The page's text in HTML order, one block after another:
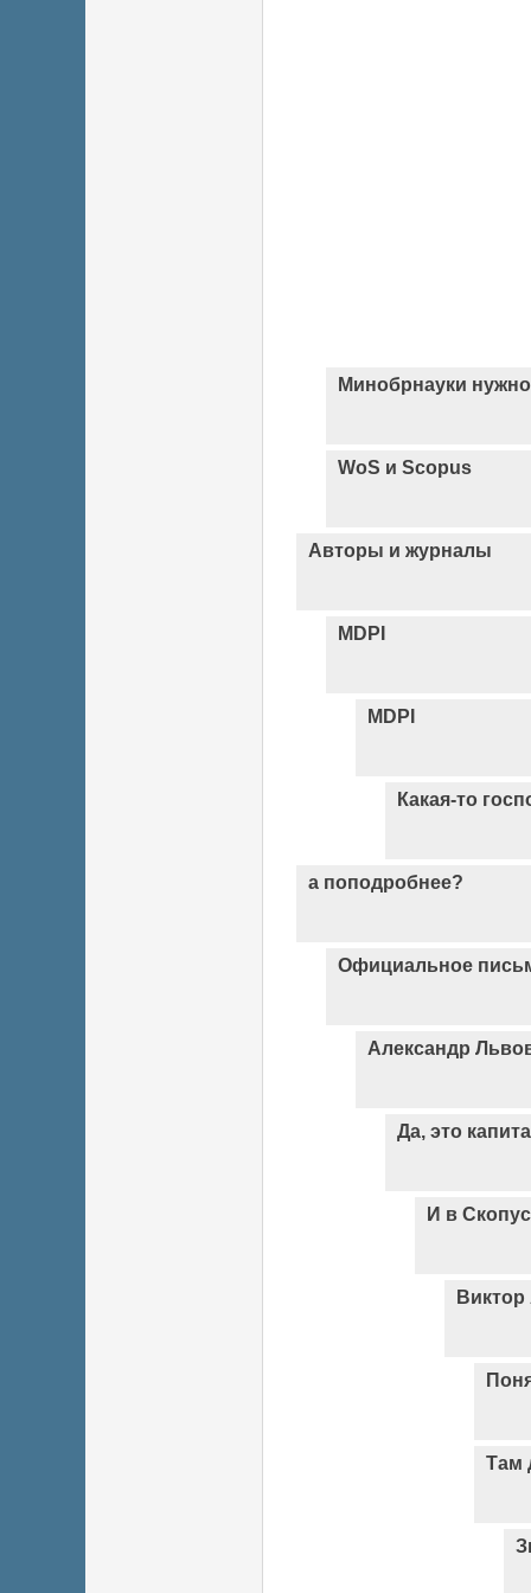
Минобрнауки нужно
WoS и Scopus
Авторы и журналы
MDPI
MDPI
Какая-то
а поподробнее?
Официальное
Александр
Да, это
И в
Там